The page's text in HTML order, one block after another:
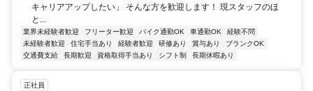
キャリアアップしたい」 そんな方を歓迎します！ 現スタッフのほ
と...
業界未経験者歓迎 フリーター歓迎 バイク通勤OK 車通勤OK
経験不問
未経験者歓迎
住宅手当あり 経験者歓迎 研修あり 賞与あり
ブランクOK
交通費支給
長期歓迎 資格取得手当あり シフト制 長期休暇あり
正社員